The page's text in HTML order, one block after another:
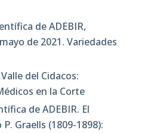
de ADEBIR,
de 2021. Variedades
del Cidacos:
en la Corte
de ADEBIR. El
Graells (1809-1898):